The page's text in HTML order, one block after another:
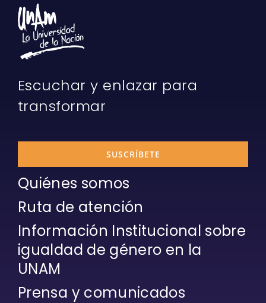
Escuchar y enlazar para
transformar
SUSCRÍBETE
Quiénes somos
Ruta de atención
Información Institucional sobre
igualdad de género en la
UNAM
Prensa y comunicados